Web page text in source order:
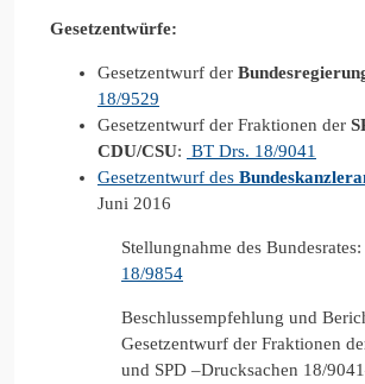
Gesetzentwürfe:
Gesetzentwurf der
18/9529
Gesetzentwurf der Fraktionen der
CDU/CSU: BT Drs. 18/9041
Gesetzentwurf des
Juni 2016
Stellungnahme des Bundesrates:
18/9854
Beschlussempfehlung und
Gesetzentwurf der Fraktionen
und SPD –Drucksachen 18/